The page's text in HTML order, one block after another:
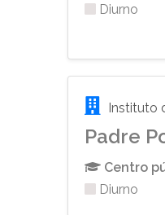
Diurno
Instituto
Padre
Centro
Diurno